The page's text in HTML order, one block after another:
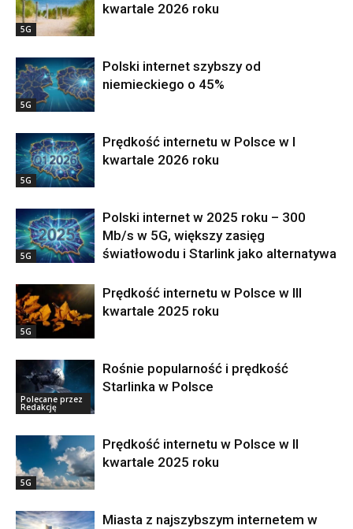
5G
kwartale 2026 roku
5G
Polski internet szybszy od
niemieckiego o 45%
5G
Prędkość internetu w Polsce w I
kwartale 2026 roku
5G
Polski internet w 2025 roku – 300
Mb/s w 5G, większy zasięg
światłowodu i Starlink jako alternatywa
5G
Prędkość internetu w Polsce w III
kwartale 2025 roku
Polecane przez
Redakcję
Rośnie popularność i prędkość
Starlinka w Polsce
5G
Prędkość internetu w Polsce w II
kwartale 2025 roku
Miasta z najszybszym internetem w